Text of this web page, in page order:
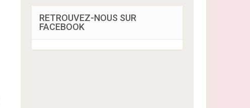
RETROUVEZ-NOUS SUR
FACEBOOK